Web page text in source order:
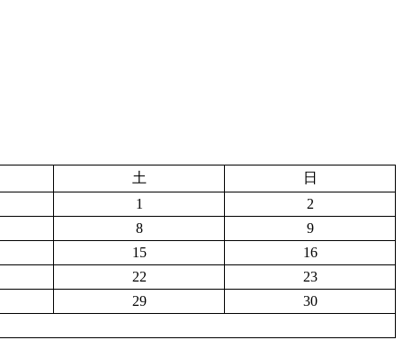
土
日
1
2
8
9
15
16
22
23
29
30